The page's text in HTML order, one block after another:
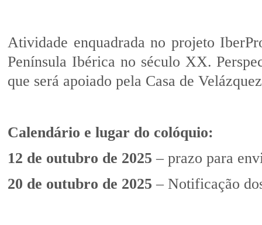
Atividade enquadrada no projeto
Península Ibérica no século XX.
que será apoiado pela Casa de
Calendário e lugar do colóquio:
12 de outubro de 2025 – prazo para
20 de outubro de 2025 – Notificação